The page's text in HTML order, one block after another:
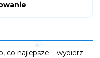
co najlepsze – wybierz